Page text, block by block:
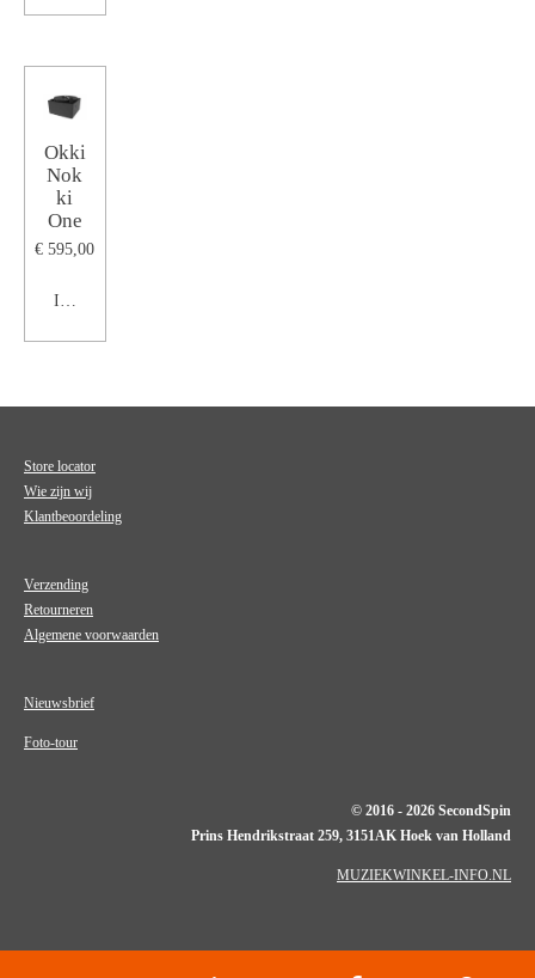
Okki
Nok
ki
One
€ 595,00
In winkelwagen
Store locator
Wie zijn wij
Klantbeoordeling
Verzending
Retourneren
Algemene voorwaarden
Nieuwsbrief
Foto-tour
© 2016 - 2026 SecondSpin
Prins Hendrikstraat 259, 3151AK Hoek van Holland
MUZIEKWINKEL-INFO.NL